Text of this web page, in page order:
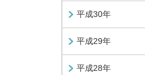
平成30年
平成29年
平成28年